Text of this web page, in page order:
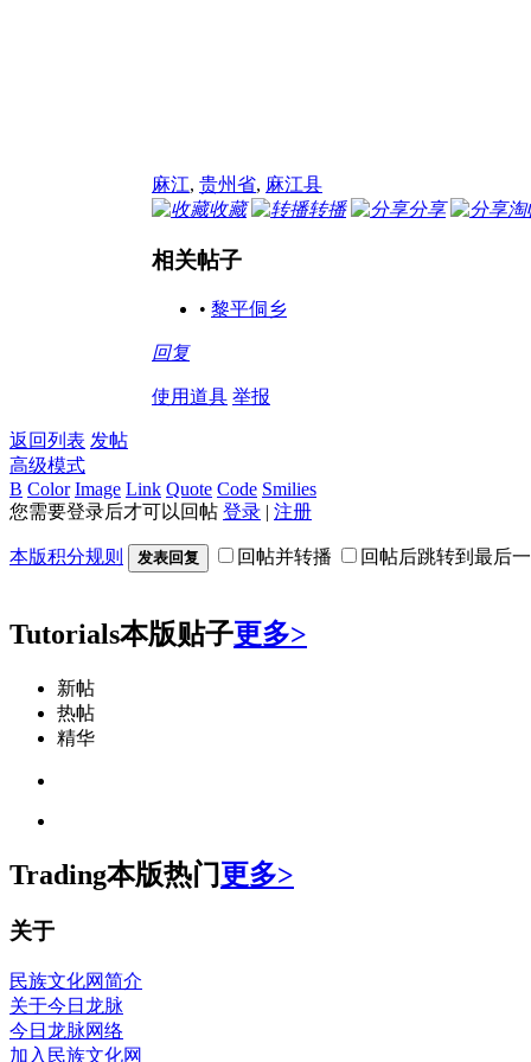
麻江, 贵州省, 麻江县
收藏
转播 分享 淘
相关帖子
• 黎平侗乡
回复
使用道具 举报
返回列表 发帖
高级模式
B Color Image Link Quote Code Smilies
您需要登录后才可以回帖 登录 | 注册
本版积分规则 发表回复 回帖并转播 回帖后跳转到最后
Tutorials本版贴子更多>
新帖
热帖
精华
Trading本版热门更多>
关于
民族文化网简介
关于今日龙脉
今日龙脉网络
加入民族文化网